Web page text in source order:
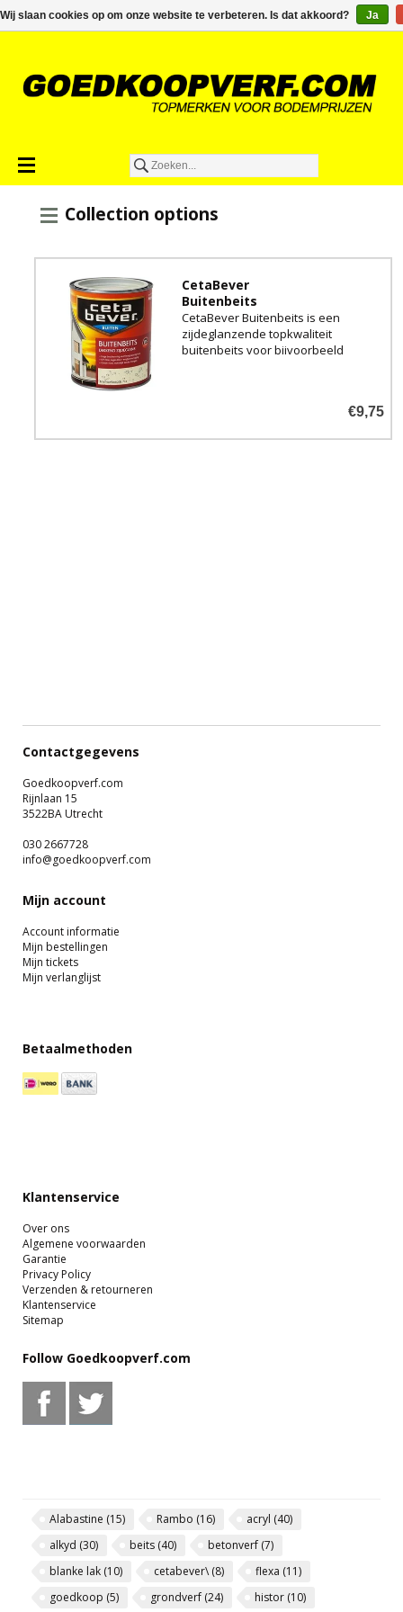
€0,00
Collection options
CetaBever
Buitenbeits
CetaBever Buitenbeits is een
zijdeglanzende topkwaliteit
buitenbeits voor bijvoorbeeld
€9,75
Contactgegevens
Goedkoopverf.com
Rijnlaan 15
3522BA Utrecht
030 2667728
info@goedkoopverf.com
Mijn account
Account informatie
Mijn bestellingen
Mijn tickets
Mijn verlanglijst
Betaalmethoden
Klantenservice
Over ons
Algemene voorwaarden
Garantie
Privacy Policy
Verzenden & retourneren
Klantenservice
Sitemap
Follow Goedkoopverf.com
Alabastine (15) Rambo (16) acryl (40)
alkyd (30) beits (40) betonverf (7)
blanke lak (10) cetabever\(8) flexa (11)
goedkoop (5) grondverf (24) histor (10)
Wij slaan cookies op om onze website te verbeteren. Is dat akkoord? Ja